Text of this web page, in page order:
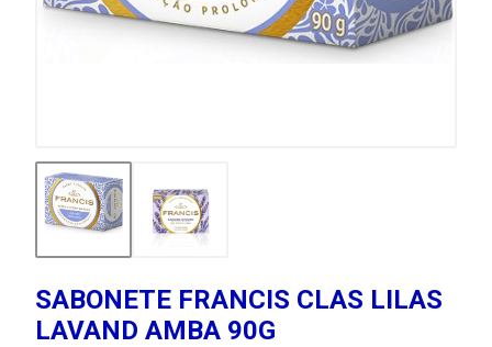
SABONETE FRANCIS CLAS LILAS
LAVAND AMBA 90G